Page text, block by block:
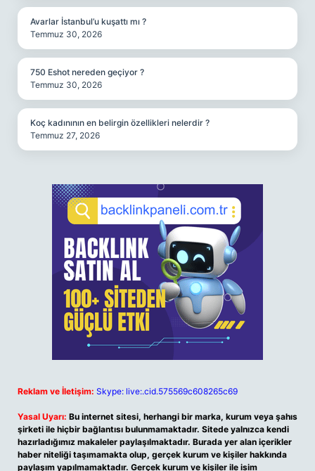
Avarlar İstanbul’u kuşattı mı ?
Temmuz 30, 2026
750 Eshot nereden geçiyor ?
Temmuz 30, 2026
Koç kadınının en belirgin özellikleri nelerdir ?
Temmuz 27, 2026
Reklam ve İletişim: Skype: live:.cid.575569c608265c69
Yasal Uyarı: Bu internet sitesi, herhangi bir marka, kurum veya şahıs
şirketi ile hiçbir bağlantısı bulunmamaktadır. Sitede yalnızca kendi
hazırladığımız makaleler paylaşılmaktadır. Burada yer alan içerikler
haber niteliği taşımamakta olup, gerçek kurum ve kişiler hakkında
paylaşım yapılmamaktadır. Gerçek kurum ve kişiler ile isim